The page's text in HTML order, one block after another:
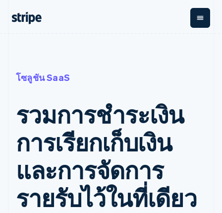
Payments
การชำระเงิน
การชำระเงิน
เขียนโค้ด
Checkout
UI การชำระ
Elements
องค์ประกอบ UI
วิธีการชำระ
เงิน
Metronome
การเรียกเก็บ
เงินตามการ
ใช้งาน
การชำระเงิน
ตามรอบบิล
การจัดการ
การชำระเงิน
ตามรอบบิล
Invoicing
ครั้งเดียวหรือ
ตามแบบแผน
ล่วงหน้า
Tax
Payouts
เบิกจ่าย
ให้กับ
บุคคลที่
สาม
ตามกรณีใช้งาน
การค้าแบบใช้เอเจนต์
อีคอมเมิร์ซ
บริการทางการเงินที่ผสาน
รวมในตัว
การทำงานอัตโนมัติด้าน
การเงิน
ธุรกิจทั่วโลก
การชำระเงินในแอป
คู่มือ
รับการชำระเงินออนไลน์
ติดตั้งใช้งานการชำระเงิน
สำเร็จรูป
สร้างแพลตฟอร์มหรือ
มาร์เก็ตเพลส
จัดการการชำระเงินตาม
การสนับสนุน
รับการสนับสนุน
แพ็กเกจการสนับสนุนที่ได้
รับการจัดการ
บริการเฉพาะทาง
โซลูชัน SaaS
รวมการชำระเงิน
การเรียกเก็บเงิน
และการจัดการ
รายรับไว้ในที่เดียว